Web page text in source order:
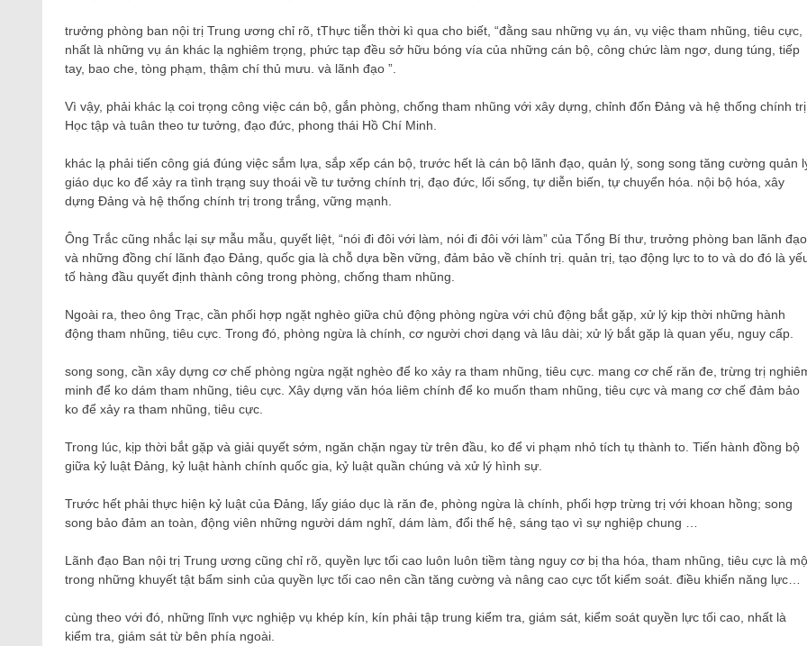
trưởng phòng ban nội trị Trung ương chỉ rõ, tThực tiễn thời kì qua cho biết, “đằng sau những vụ án, vụ việc tham nhũng, tiêu cực,
nhất là những vụ án khác lạ nghiêm trọng, phức tạp đều sở hữu bóng vía của những cán bộ, công chức làm ngơ, dung túng, tiếp
tay, bao che, tòng phạm, thậm chí thủ mưu. và lãnh đạo ”.
Vì vậy, phải khác lạ coi trọng công việc cán bộ, gắn phòng, chống tham nhũng với xây dựng, chỉnh đốn Đảng và hệ thống chính
Học tập và tuân theo tư tưởng, đạo đức, phong thái Hồ Chí Minh.
khác lạ phải tiến công giá đúng việc sắm lựa, sắp xếp cán bộ, trước hết là cán bộ lãnh đạo, quản lý, song song tăng cường quản
giáo dục ko để xảy ra tình trạng suy thoái về tư tưởng chính trị, đạo đức, lối sống, tự diễn biến, tự chuyển hóa. nội bộ hóa, xây
dựng Đảng và hệ thống chính trị trong trắng, vững mạnh.
Ông Trắc cũng nhắc lại sự mẫu mẫu, quyết liệt, “nói đi đôi với làm, nói đi đôi với làm” của Tổng Bí thư, trưởng phòng ban lãnh đạo
và những đồng chí lãnh đạo Đảng, quốc gia là chỗ dựa bền vững, đảm bảo về chính trị. quản trị, tạo động lực to to và do đó là
tố hàng đầu quyết định thành công trong phòng, chống tham nhũng.
Ngoài ra, theo ông Trạc, cần phối hợp ngặt nghèo giữa chủ động phòng ngừa với chủ động bắt gặp, xử lý kịp thời những hành
động tham nhũng, tiêu cực. Trong đó, phòng ngừa là chính, cơ người chơi dạng và lâu dài; xử lý bắt gặp là quan yếu, nguy cấp.
song song, cần xây dựng cơ chế phòng ngừa ngặt nghèo để ko xảy ra tham nhũng, tiêu cực. mang cơ chế răn đe, trừng trị
minh để ko dám tham nhũng, tiêu cực. Xây dựng văn hóa liêm chính để ko muốn tham nhũng, tiêu cực và mang cơ chế đảm bảo
ko để xảy ra tham nhũng, tiêu cực.
Trong lúc, kịp thời bắt gặp và giải quyết sớm, ngăn chặn ngay từ trên đầu, ko để vi phạm nhỏ tích tụ thành to. Tiến hành đồng bộ
giữa kỷ luật Đảng, kỷ luật hành chính quốc gia, kỷ luật quần chúng và xử lý hình sự.
Trước hết phải thực hiện kỷ luật của Đảng, lấy giáo dục là răn đe, phòng ngừa là chính, phối hợp trừng trị với khoan hồng; song
song bảo đảm an toàn, động viên những người dám nghĩ, dám làm, đổi thế hệ, sáng tạo vì sự nghiệp chung …
Lãnh đạo Ban nội trị Trung ương cũng chỉ rõ, quyền lực tối cao luôn luôn tiềm tàng nguy cơ bị tha hóa, tham nhũng, tiêu cực là
trong những khuyết tật bẩm sinh của quyền lực tối cao nên cần tăng cường và nâng cao cực tốt kiểm soát. điều khiển năng lực…
cùng theo với đó, những lĩnh vực nghiệp vụ khép kín, kín phải tập trung kiểm tra, giám sát, kiểm soát quyền lực tối cao, nhất là
kiểm tra, giám sát từ bên phía ngoài.